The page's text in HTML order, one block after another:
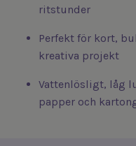
ritstunder
Perfekt för kort,
kreativa projekt
Vattenlösligt, låg
papper och